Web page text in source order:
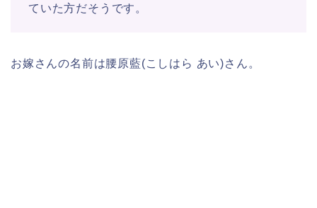
ていた⽅だそうです。
お嫁さんの名前は腰原藍(こしはら あい)さん。